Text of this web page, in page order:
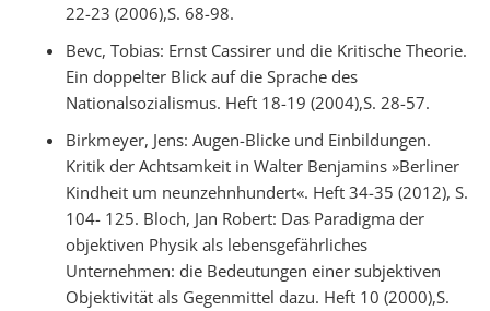
22-23 (2006),S. 68-98.
Bevc, Tobias: Ernst Cassirer und die Kritische Theorie.
Ein doppelter Blick auf die Sprache des
Nationalsozialismus. Heft 18-19 (2004),S. 28-57.
Birkmeyer, Jens: Augen-Blicke und Einbildungen.
Kritik der Achtsamkeit in Walter Benjamins »Berliner
Kindheit um neunzehnhundert«. Heft 34-35 (2012), S.
104- 125. Bloch, Jan Robert: Das Paradigma der
objektiven Physik als lebensgefährliches
Unternehmen: die Bedeutungen einer subjektiven
Objektivität als Gegenmittel dazu. Heft 10 (2000),S.